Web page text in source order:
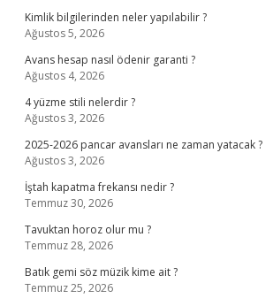
Kimlik bilgilerinden neler yapılabilir ?
Ağustos 5, 2026
Avans hesap nasıl ödenir garanti ?
Ağustos 4, 2026
4 yüzme stili nelerdir ?
Ağustos 3, 2026
2025-2026 pancar avansları ne zaman yatacak ?
Ağustos 3, 2026
İştah kapatma frekansı nedir ?
Temmuz 30, 2026
Tavuktan horoz olur mu ?
Temmuz 28, 2026
Batık gemi söz müzik kime ait ?
Temmuz 25, 2026